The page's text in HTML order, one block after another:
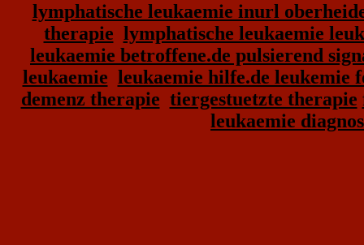
lymphatische leukaemie inurl
therapie lymphatische leukaemie
leukaemie betroffene.de pulsierend
leukaemie leukaemie hilfe.de leukemie
demenz therapie tiergestuetzte therapie
leukaemie